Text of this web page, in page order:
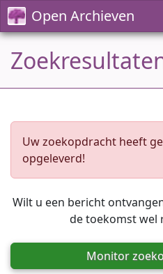
Open Archieven
Uw zoekopdracht heeft
opgeleverd!
Wilt u een bericht
de toekomst wel
Monitor